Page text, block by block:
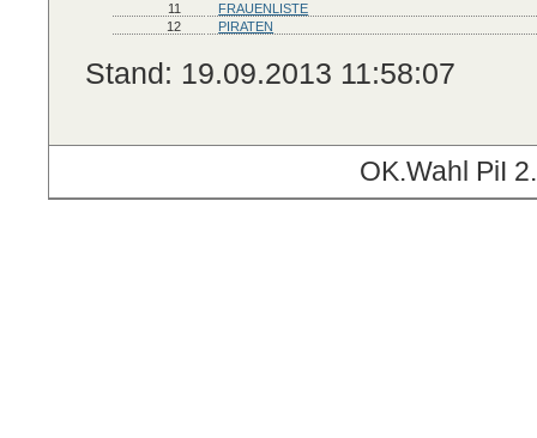
11
FRAUENLISTE
12
PIRATEN
Stand: 19.09.2013 11:58:07
OK.Wahl PiI